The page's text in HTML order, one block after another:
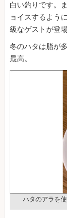
白い釣りです。
ョイスするよう
級なゲストが登
冬のハタは脂が
最高。
ハタのアラを